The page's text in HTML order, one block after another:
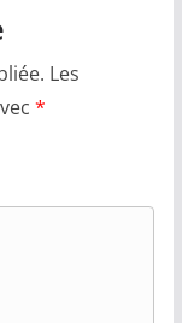
Les
*